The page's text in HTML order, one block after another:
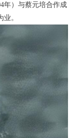
年）与蔡元培合作成
。